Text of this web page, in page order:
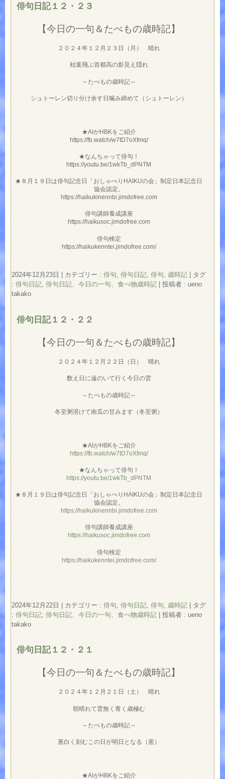
俳句日記１２・２３
【今日の一句＆たべもの歳時記】
２０２４年１２月２３日（月） 晴れ
枯葉飛ぶ首都高の影見え隠れ
～たべもの歳時記～
シュトーレン切り分け余す日噛み締めて（シュトーレン）
★AIがHBKをご紹介
https://fb.watch/w7tD7oXfmq/
★なんちゃって俳句！
https://youtu.be/1wkTb_dPNTM
★８月１９日は俳句記念日「おしゃべりHAIKUの会」制定日本記念日
協会認定。
https://haikukinennbi.jimdofree.com
俳句講師養成講座
https://haikusoc.jimdofree.com
俳句検定
https://haikukenntei.jimdofree.com/
2024年12月23日 カテゴリー : 俳句, 俳句日記, 俳句, 歳時記
タグ
: 俳句日記, 俳句日記、今日の一句、食べ物歳時記
投稿者 : ueno
takako
俳句日記１２・２２
【今日の一句＆たべもの歳時記】
２０２４年１２月２２日（日） 晴れ
数え日に遠のいて行く今日の雲
～たべもの歳時記～
冬至粥溶けて南瓜の甘みます（冬至粥）
★AIがHBKをご紹介
https://fb.watch/w7tD7oXfmq/
★なんちゃって俳句！
https://youtu.be/1wkTb_dPNTM
★８月１９日は俳句記念日「おしゃべりHAIKUの会」制定日本記念日
協会認定。
https://haikukinennbi.jimdofree.com
俳句講師養成講座
https://haikusoc.jimdofree.com
俳句検定
https://haikukenntei.jimdofree.com/
2024年12月22日 | カテゴリー : 俳句 俳句日記 俳句, 歳時記 | タグ
: 俳句日記 俳句日記、今日の一句、食べ物歳時記 | 投稿者 : ueno
takako
俳句日記１２・２１
【今日の一句＆たべもの歳時記】
２０２４年１２月２１日（土） 晴れ
朝晴れて雲無く青く歳極む
～たべもの歳時記～
葱白く刻むこの日が明日となる（葱）
★AIがHBKをご紹介